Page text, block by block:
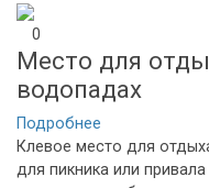
0
Место для
водопадах
Подробнее
Клевое место для
для пикника или